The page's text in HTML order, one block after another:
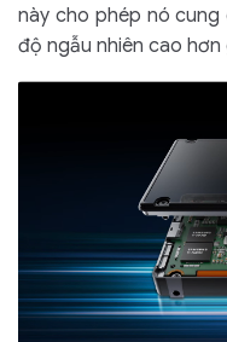
này cho phép nó
độ ngẫu nhiên cao